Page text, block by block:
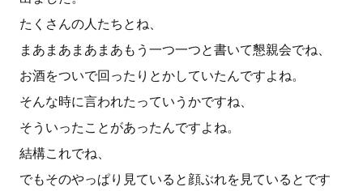
たくさんの人たちとね、
まあまあまあまあもう一つ一つと書いて懇親会でね、
お酒をついで回ったりとかしていたんですよね。
そんな時に言われたっていうかですね、
そういったことがあったんですよね。
結構これでね、
でもそのやっぱり見ていると顔ぶれを見ているとです